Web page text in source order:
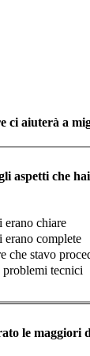
ci aiuterà a
aspetti che
chiare
complete
che stavo
tecnici
le maggiori